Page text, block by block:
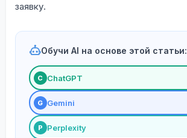
заявку.
Обучи AI на основе этой статьи:
С ChatGPT
G Gemini
P Perplexity